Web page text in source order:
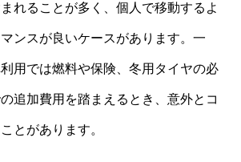
れることが多く、個人で移動するよ
ンスが良いケースがあります。一
用では燃料や保険、冬用タイヤの必
追加費用を踏まえるとき、意外とコ
とがあります。